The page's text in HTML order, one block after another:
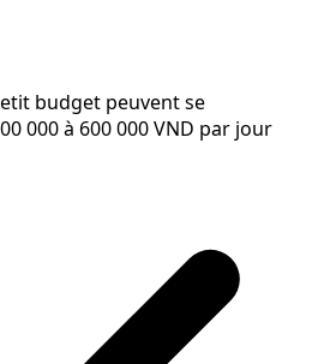
budget peuvent se
000 à 600 000 VND par jour